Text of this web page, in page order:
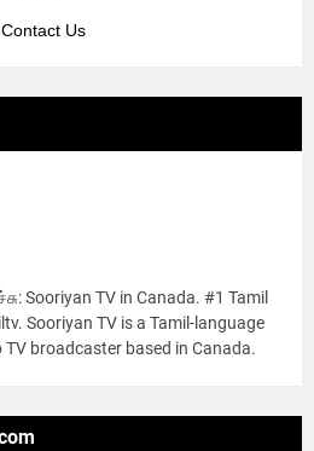
Contact Us
Sooriyan TV in Canada. #1 Tamil
Sooriyan TV is a Tamil-language
TV broadcaster based in Canada.